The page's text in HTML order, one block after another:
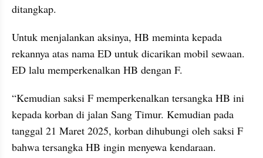
ditangkap.
Untuk menjalankan aksinya, HB meminta kepada
rekannya atas nama ED untuk dicarikan mobil sewaan.
ED lalu memperkenalkan HB dengan F.
“Kemudian saksi F memperkenalkan tersangka HB ini
kepada korban di jalan Sang Timur. Kemudian pada
tanggal 21 Maret 2025, korban dihubungi oleh saksi F
bahwa tersangka HB ingin menyewa kendaraan.